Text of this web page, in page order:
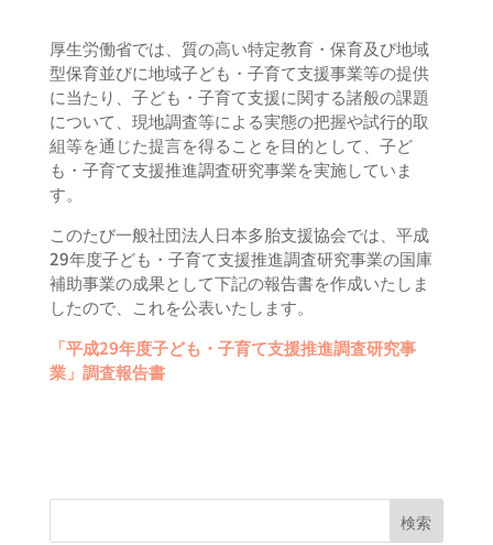
厚生労働省では、質の高い特定教育・保育及び地域
型保育並びに地域子ども・子育て支援事業等の提供
に当たり、子ども・子育て支援に関する諸般の課題
について、現地調査等による実態の把握や試行的取
組等を通じた提言を得ることを目的として、子ど
も・子育て支援推進調査研究事業を実施していま
す。
このたび一般社団法人日本多胎支援協会では、平成
29年度子ども・子育て支援推進調査研究事業の国庫
補助事業の成果として下記の報告書を作成いたしま
したので、これを公表いたします。
「平成29年度子ども・子育て支援推進調査研究事
業」調査報告書